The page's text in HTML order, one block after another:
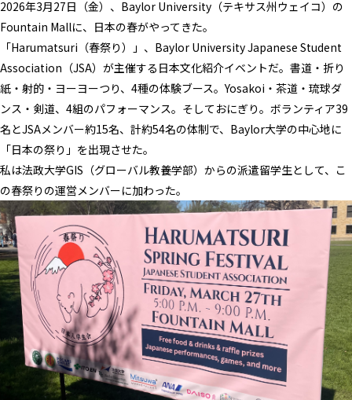
2026年3月27日（金）、Baylor University（テキサス州ウェイコ）の
Fountain Mallに、日本の春がやってきた。
「Harumatsuri（春祭り）」、Baylor University Japanese Student
Association（JSA）が主催する日本文化紹介イベントだ。書道・折り
紙・射的・ヨーヨーつり、4種の体験ブース。Yosakoi・茶道・琉球ダ
ンス・剣道、4組のパフォーマンス。そしておにぎり。ボランティア39
名とJSAメンバー約15名、計約54名の体制で、Baylor大学の中心地に
「日本の祭り」を出現させた。
私は法政大学GIS（グローバル教養学部）からの派遣留学生として、こ
の春祭りの運営メンバーに加わった。